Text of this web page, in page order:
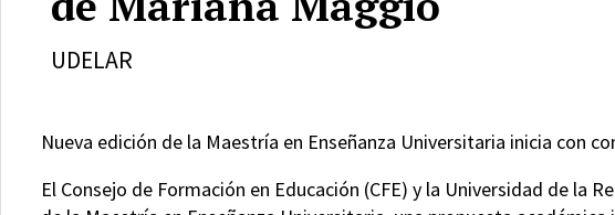
UDELAR
Nueva edición de la Maestría en Enseñanza Universitaria inicia con
El Consejo de Formación en Educación (CFE) y la Universidad de la